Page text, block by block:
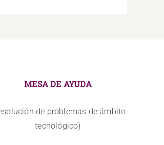
MESA DE AYUDA
de problemas de ámbito
tecnológico)